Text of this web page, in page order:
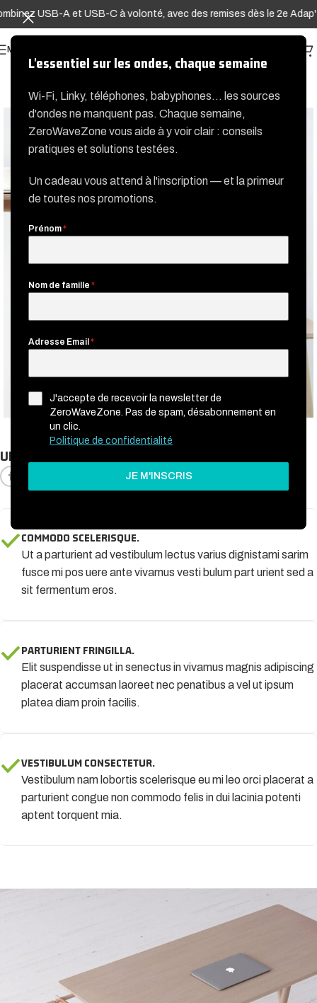
L'essentiel sur les ondes, chaque semaine
Wi-Fi, Linky, téléphones, babyphones… les sources
d'ondes ne manquent pas. Chaque semaine,
ZeroWaveZone vous aide à y voir clair : conseils
pratiques et solutions testées.
Un cadeau vous attend à l'inscription — et la primeur
de toutes nos promotions.
Prénom*
Nom de famille *
Adresse Email *
J'accepte de recevoir la newsletter de
ZeroWaveZone. Pas de spam, désabonnement en
un clic.
Politique de confidentialité
JE M'INSCRIS
USB-A et USB-C à volonté, avec des remises dès le 2e
MENU
ULLAMCORPER CONSEQUAT PULVINAR SCELERISQUE
COMMODO SCELERISQUE.
Ut a parturient ad vestibulum lectus varius dignistami sarim
fusce mi pos uere ante vivamus vesti bulum part urient sed a
sit fermentum eros.
PARTURIENT FRINGILLA.
Elit suspendisse ut in senectus in vivamus magnis adipiscing
placerat accumsan laoreet nec penatibus a vel ut ipsum
platea diam proin facilis.
VESTIBULUM CONSECTETUR.
Vestibulum nam lobortis scelerisque eu mi leo orci placerat a
parturient congue non commodo felis in dui lacinia potenti
aptent torquent mia.